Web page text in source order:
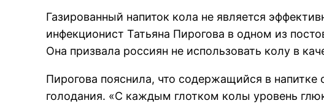
Газированный напиток кола не является
инфекционист Татьяна Пирогова в одном из
Она призвала россиян не использовать колу в
Пирогова пояснила, что содержащийся в
голодания. «С каждым глотком колы уровень